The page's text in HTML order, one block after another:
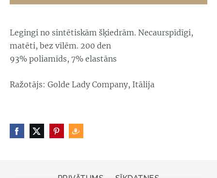
Legingi no sintētiskām šķiedrām. Necaurspīdīgi,
matēti, bez vīlēm. 200 den
93% poliamīds, 7% elastāns
Ražotājs: Golde Lady Company, Itālija